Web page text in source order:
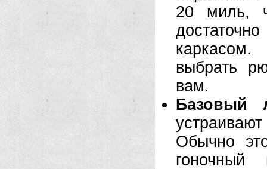
20 миль,
выбрать
вам.
Базовый
Обычно